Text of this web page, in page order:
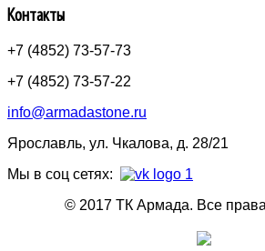
Контакты
+7 (4852) 73-57-73
+7 (4852) 73-57-22
info@armadastone.ru
Ярославль, ул. Чкалова, д. 28/21
Мы в соц сетях:
© 2017 ТК Армада. Все